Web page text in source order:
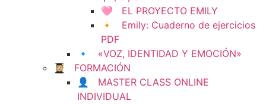
🩷 EL PROYECTO EMILY
🔸 Emily: Cuaderno de ejercicios
PDF
🔹 «VOZ, IDENTIDAD Y EMOCIÓN»
👩🏼‍🎓 FORMACIÓN
👤 MASTER CLASS ONLINE
INDIVIDUAL